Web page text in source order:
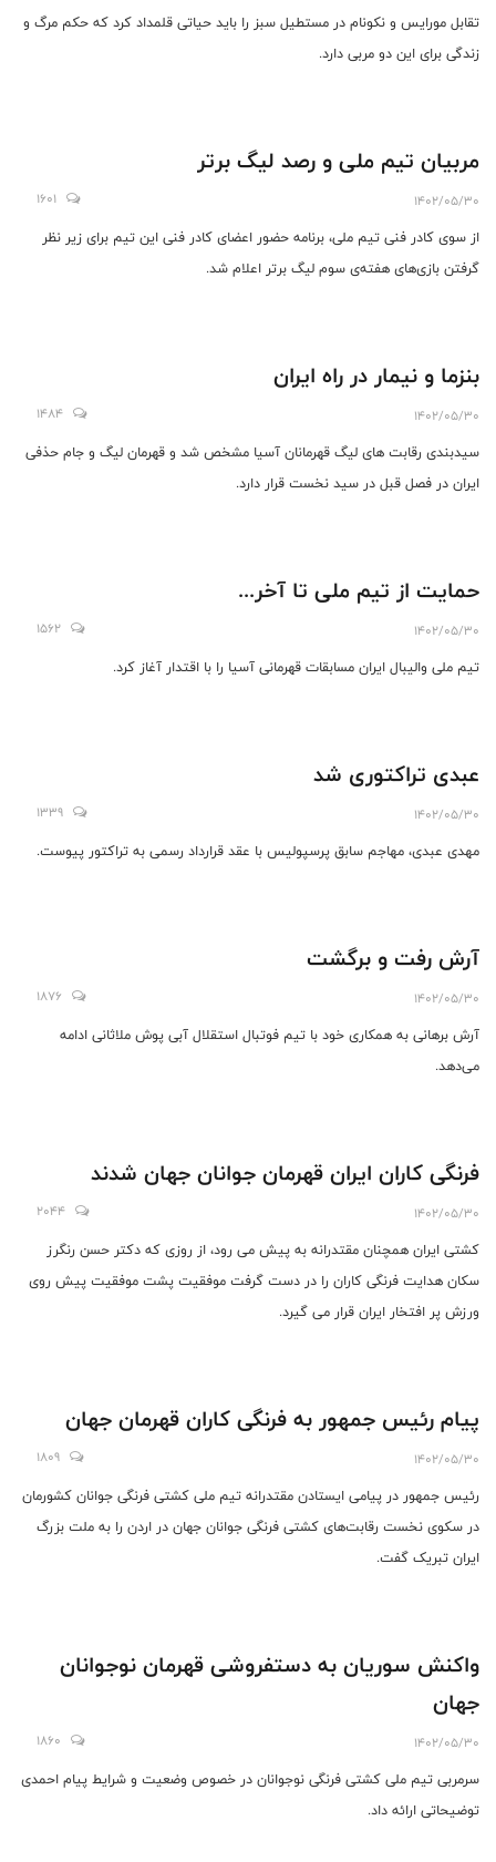
تقابل مورایس و نکونام در مستطیل سبز را باید حیاتی قلمداد کرد که حکم مرگ ‌و
زندگی برای این دو مربی دارد.
مربیان تیم ملی و رصد لیگ برتر
1402/05/30
1601
از سوی کادر فنی تیم ملی، برنامه حضور اعضای کادر فنی این تیم برای زیر نظر
گرفتن بازی‌های هفته‌ی سوم لیگ برتر اعلام شد.
بنزما و نیمار در راه ایران
1402/05/30
1484
سیدبندی رقابت های لیگ قهرمانان آسیا مشخص شد و قهرمان لیگ و جام حذفی
ایران در فصل قبل در سید نخست قرار دارد.
حمایت از تیم ملی تا آخر...
1402/05/30
1562
تیم ملی والیبال ایران مسابقات قهرمانی آسیا را با اقتدار آغاز کرد.
عبدی تراکتوری شد
1402/05/30
1339
مهدی عبدی، مهاجم سابق پرسپولیس با عقد قرارداد رسمی به تراکتور پیوست.
آرش رفت و برگشت
1402/05/30
1876
آرش برهانی به همکاری خود با تیم فوتبال استقلال آبی پوش ملاثانی ادامه
می‌دهد.
فرنگی کاران ایران قهرمان جوانان جهان شدند
1402/05/30
2044
کشتی ایران همچنان مقتدرانه به پیش می رود، از روزی که دکتر حسن رنگرز
سکان هدایت فرنگی کاران را در دست گرفت موفقیت پشت موفقیت پیش روی
ورزش پر افتخار ایران قرار می گیرد.
پیام رئیس جمهور به فرنگی کاران قهرمان جهان
1402/05/30
1809
رئیس جمهور در پیامی ایستادن مقتدرانه تیم ملی کشتی فرنگی جوانان کشورمان
در سکوی نخست رقابت‌های کشتی فرنگی جوانان جهان در اردن را به ملت بزرگ
ایران تبریک گفت.
واکنش سوریان به دستفروشی قهرمان نوجوانان
جهان
1402/05/30
1860
سرمربی تیم ملی کشتی فرنگی نوجوانان در خصوص وضعیت و شرایط پیام احمدی
توضیحاتی ارائه داد.